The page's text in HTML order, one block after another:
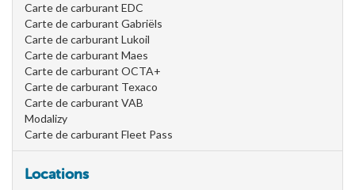
Carte de carburant EDC
Carte de carburant Gabriëls
Carte de carburant Lukoil
Carte de carburant Maes
Carte de carburant OCTA+
Carte de carburant Texaco
Carte de carburant VAB
Modalizy
Carte de carburant Fleet Pass
Locations